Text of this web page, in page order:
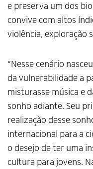
e preserva um dos
convive com altos
violência, exploração
“Nesse cenário
da vulnerabilidade a
misturasse música e
sonho adiante. Seu
realização desse
internacional para a
o desejo de ter uma
cultura para jovens.